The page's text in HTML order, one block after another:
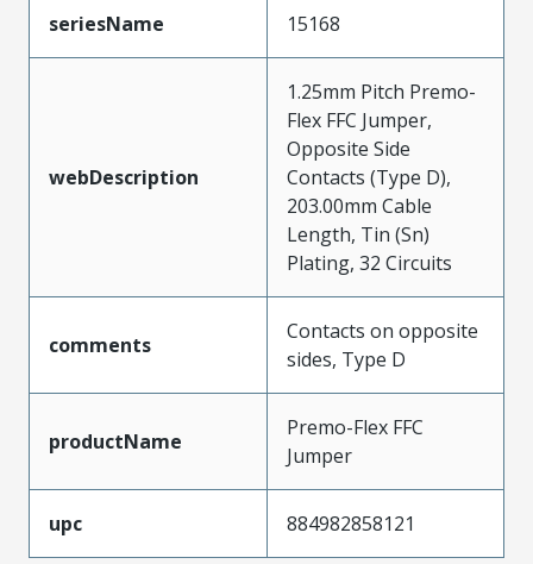
seriesName 15168
webDescription
1.25mm Pitch Premo-
Flex FFC Jumper,
Opposite Side
Contacts (Type D),
203.00mm Cable
Length, Tin (Sn)
Plating, 32 Circuits
comments
Contacts on opposite
sides, Type D
productName
Premo-Flex FFC
Jumper
upc 884982858121